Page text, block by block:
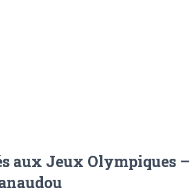
aux Jeux Olympiques –